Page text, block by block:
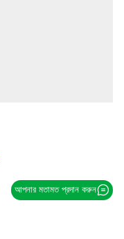
আপনার মতামত প্রদান করুন